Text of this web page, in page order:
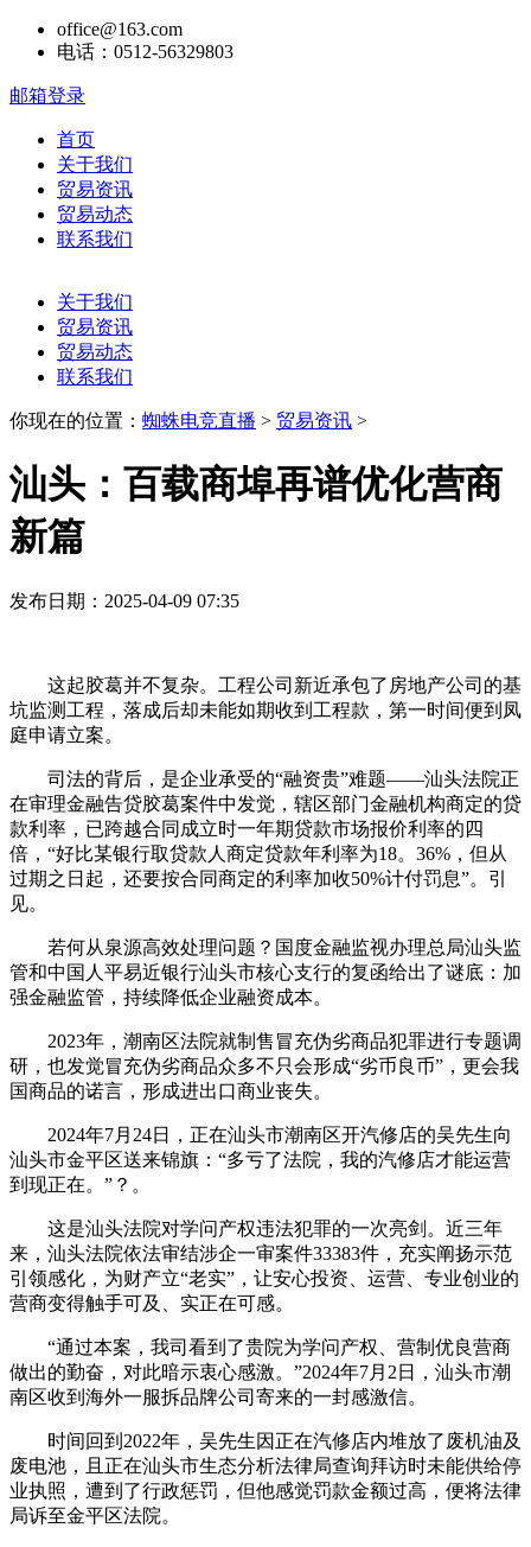
office@163.com
电话：0512-56329803
邮箱登录
首页
关于我们
贸易资讯
贸易动态
联系我们
关于我们
贸易资讯
贸易动态
联系我们
你现在的位置： 蜘蛛电竞直播 > 贸易资讯 >
汕头：百载商埠再谱优化营商
新篇
发布日期：2025-04-09 07:35
这起胶葛并不复杂。工程公司新近承包了房地产公司的基
坑监测工程，落成后却未能如期收到工程款，第一时间便到凤
庭申请立案。
司法的背后，是企业承受的“融资贵”难题——汕头法院正
在审理金融告贷胶葛案件中发觉，辖区部门金融机构商定的贷
款利率，已跨越合同成立时一年期贷款市场报价利率的四
倍，“好比某银行取贷款人商定贷款年利率为18。36%，但从
过期之日起，还要按合同商定的利率加收50%计付罚息”。引
见。
若何从泉源高效处理问题？国度金融监视办理总局汕头监
管和中国人平易近银行汕头市核心支行的复函给出了谜底：加
强金融监管，持续降低企业融资成本。
2023年，潮南区法院就制售冒充伪劣商品犯罪进行专题调
研，也发觉冒充伪劣商品众多不只会形成“劣币良币”，更会我
国商品的诺言，形成进出口商业丧失。
2024年7月24日，正在汕头市潮南区开汽修店的吴先生向
汕头市金平区送来锦旗：“多亏了法院，我的汽修店才能运营
到现正在。”？。
这是汕头法院对学问产权违法犯罪的一次亮剑。近三年
来，汕头法院依法审结涉企一审案件33383件，充实阐扬示范
引领感化，为财产立“老实”，让安心投资、运营、专业创业的
营商变得触手可及、实正在可感。
“通过本案，我司看到了贵院为学问产权、营制优良营商
做出的勤奋，对此暗示衷心感激。”2024年7月2日，汕头市潮
南区收到海外一服拆品牌公司寄来的一封感激信。
时间回到2022年，吴先生因正在汽修店内堆放了废机油及
废电池，且正在汕头市生态分析法律局查询拜访时未能供给停
业执照，遭到了行政惩罚，但他感觉罚款金额过高，便将法律
局诉至金平区法院。